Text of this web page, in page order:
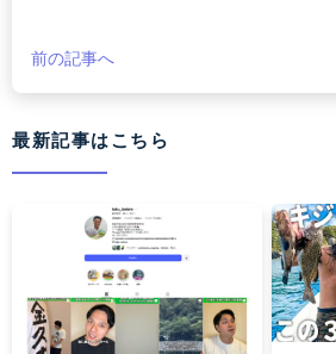
前の記事へ
最新記事はこちら